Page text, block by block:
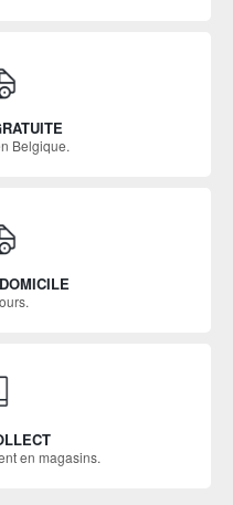
Belgique.
en magasins.